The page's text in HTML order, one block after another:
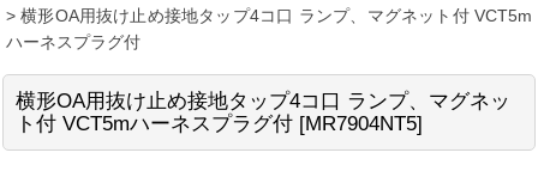
> 横形OA用抜け止め接地タップ4コ口 ランプ、マグネット付 VCT5m
ハーネスプラグ付
横形OA用抜け止め接地タップ4コ口 ランプ、マグネッ
ト付 VCT5mハーネスプラグ付 [MR7904NT5]